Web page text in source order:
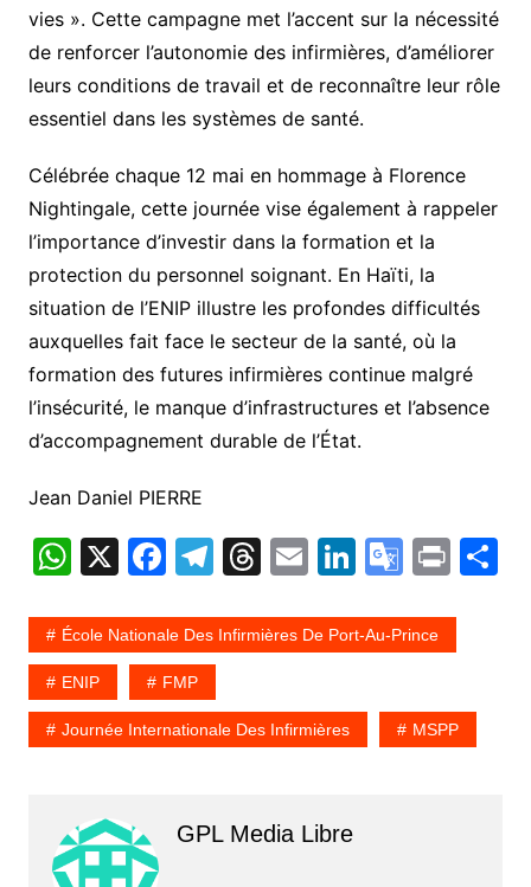
vies ». Cette campagne met l’accent sur la nécessité
de renforcer l’autonomie des infirmières, d’améliorer
leurs conditions de travail et de reconnaître leur rôle
essentiel dans les systèmes de santé.
Célébrée chaque 12 mai en hommage à Florence
Nightingale, cette journée vise également à rappeler
l’importance d’investir dans la formation et la
protection du personnel soignant. En Haïti, la
situation de l’ENIP illustre les profondes difficultés
auxquelles fait face le secteur de la santé, où la
formation des futures infirmières continue malgré
l’insécurité, le manque d’infrastructures et l’absence
d’accompagnement durable de l’État.
Jean Daniel PIERRE
W
at
s
A
p
X F
c
e
b
o
k
T
e
gr
a
m
T
e
d
s
E
ai
Li
k
dI
n
G
o
e
Tr
Pr
t
P
École Nationale Des Infirmières De Port-Au-Prince
ENIP FMP
Journée Internationale Des Infirmières MSPP
GPL Media Libre